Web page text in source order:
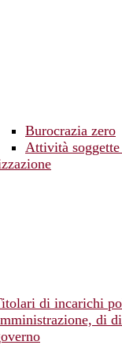
Burocrazia zero
Attività
di incarichi
di